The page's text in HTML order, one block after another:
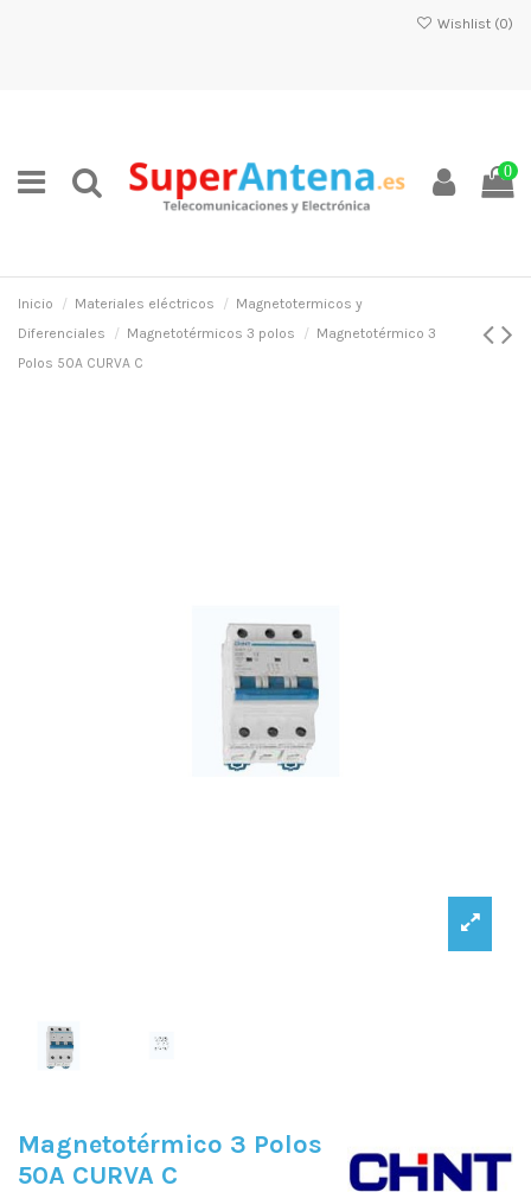
Wishlist (0)
0
Inicio Materiales eléctricos
Magnetotermicos y
Diferenciales
Magnetotérmicos 3 polos
Magnetotérmico 3
Polos 50A CURVA C
Magnetotérmico 3 Polos
50A CURVA C